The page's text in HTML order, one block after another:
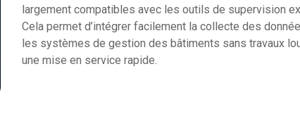
largement compatibles avec les outils de supervision
Cela permet d’intégrer facilement la collecte des
les systèmes de gestion des bâtiments sans travaux
une mise en service rapide.